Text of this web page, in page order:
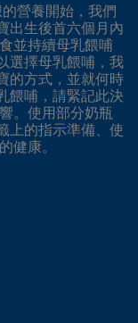
營養開始，我們
出生後首六個月內
並持續母乳餵哺
選擇母乳餵哺，我
的方式，並就何時
餵哺，請緊記此決
。使用部分奶瓶
上的指示準備、使
健康。